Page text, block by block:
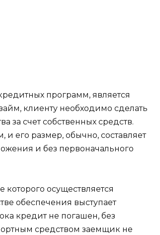
программ, является
клиенту необходимо сделать
за счет собственных средств.
его размер, обычно, составляет
и без первоначального
осуществляется
обеспечения выступает
кредит не погашен, без
средством заемщик не